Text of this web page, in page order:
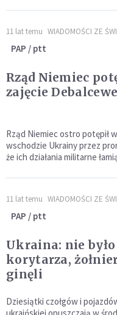
11 lat temu WIADOMOŚCI ZE
PAP / ptt
Rząd Niemiec
zajęcie Debalcewe
Rząd Niemiec ostro potępił
wschodzie Ukrainy przez
że ich działania militarne
11 lat temu WIADOMOŚCI ZE
PAP / ptt
Ukraina: nie było
korytarza,
ginęli
Dziesiątki czołgów i